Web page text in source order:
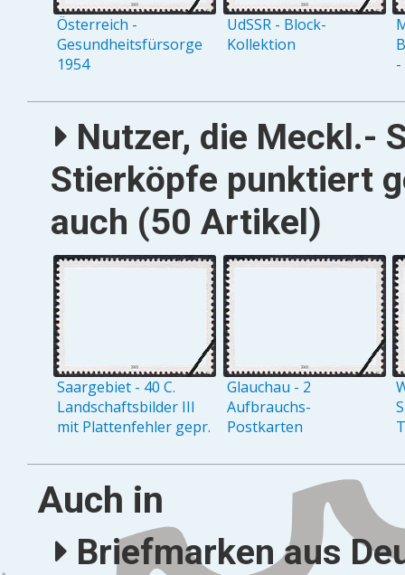
Österreich -
Gesundheitsfürsorge
1954
UdSSR - Block-
Kollektion
Nutzer, die Meckl.-
Stierköpfe punktiert
auch (50 Artikel)
Saargebiet - 40 C.
Landschaftsbilder III
mit Plattenfehler gepr.
Glauchau - 2
Aufbrauchs-
Postkarten
Auch in
Briefmarken aus